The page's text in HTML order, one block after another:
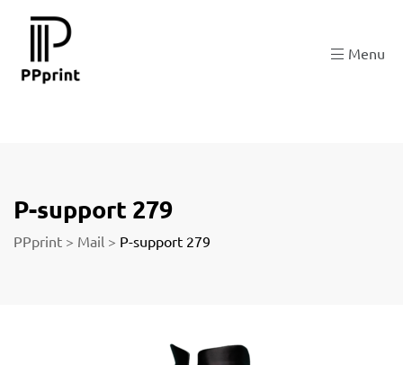
Menu
P-support 279
PPprint > Mail > P-support 279